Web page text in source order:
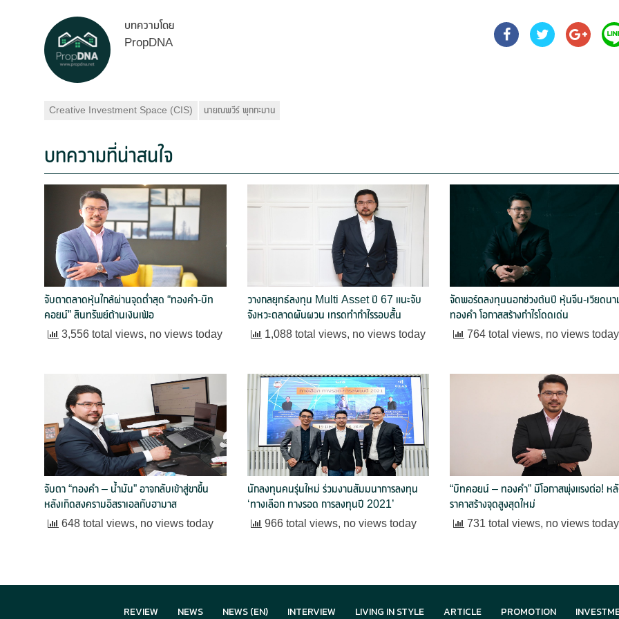
บทความโดย
PropDNA
Creative Investment Space (CIS) นายณพวีร์ พุกกะมาน
บทความที่น่าสนใจ
จับตาตลาดหุ้นใกล้ผ่านจุดต่ำสุด “ทองคำ-บิท
คอยน์” สินทรัพย์ต้านเงินเฟ้อ
3,556 total views, no views today
วางกลยุทธ์ลงทุน Multi Asset ปี 67 แนะจับ
จังหวะตลาดผันผวน เทรดทำกำไรรอบสั้น
1,088 total views, no views today
จัดพอร์ตลงทุนนอกช่วงต้นปี หุ้นจีน-เวียดน
ทองคำ โอกาสสร้างกำไรโดดเด่น
764 total views, no views today
จับตา “ทองคำ – น้ำมัน” อาจกลับเข้าสู่ขาขึ้น
หลังเกิดสงครามอิสราเอลกับฮามาส
648 total views, no views today
นักลงทุนคนรุ่นใหม่ ร่วมงานสัมมนาการลงทุน
‘ทางเลือก ทางรอด การลงทุนปี 2021’
966 total views, no views today
“บิทคอยน์ – ทองคำ” มีโอกาสพุ่งแรงต่อ! ห
ราคาสร้างจุดสูงสุดใหม่
731 total views, no views today
REVIEW NEWS NEWS (EN) INTERVIEW LIVING IN STYLE ARTICLE PROMOTION